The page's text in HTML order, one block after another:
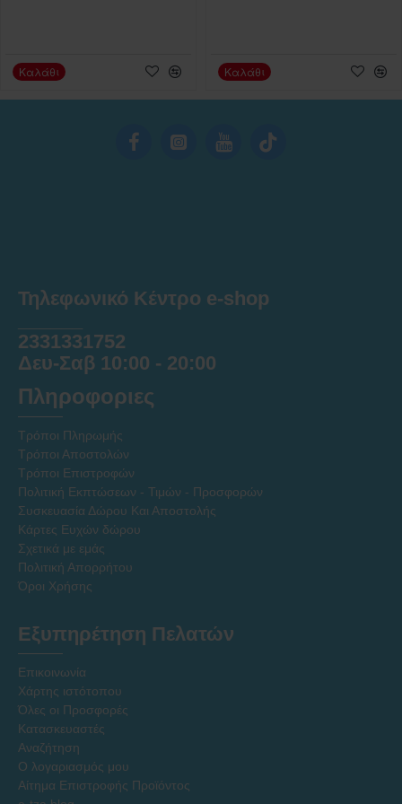
Καλάθι Καλάθι
Τηλεφωνικό Κέντρο e-shop
2331331752
Δευ-Σαβ 10:00 - 20:00
Πληροφοριες
Τρόποι Πληρωμής
Τρόποι Αποστολών
Τρόποι Επιστροφών
Πολιτική Εκπτώσεων - Τιμών - Προσφορών
Συσκευασία Δώρου Και Αποστολής
Κάρτες Ευχών δώρου
Σχετικά με εμάς
Πολιτική Απορρήτου
Όροι Χρήσης
Εξυπηρέτηση Πελατών
Επικοινωνία
Χάρτης ιστότοπου
Όλες οι Προσφορές
Κατασκευαστές
Αναζήτηση
Ο λογαριασμός μου
Αίτημα Επιστροφής Προϊόντος